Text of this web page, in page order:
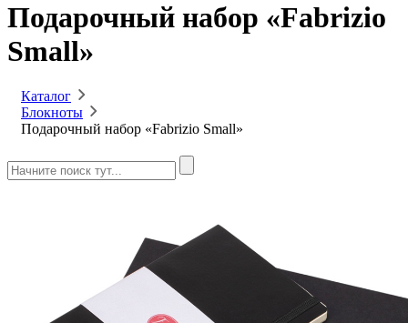
Подарочный набор «Fabrizio
Small»
Каталог
Блокноты
Подарочный набор «Fabrizio Small»